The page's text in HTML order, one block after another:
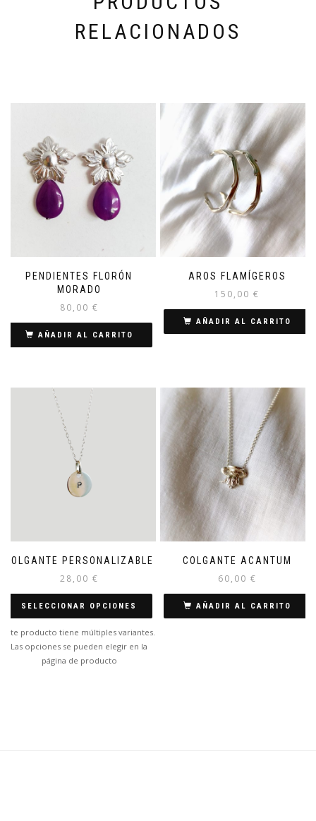
RELACIONADOS
PENDIENTES FLORÓN
MORADO
80,00 €
AÑADIR AL CARRITO
AROS FLAMÍGEROS
150,00 €
AÑADIR AL CARRITO
COLGANTE PERSONALIZABLE
28,00 €
SELECCIONAR OPCIONES
Este producto tiene múltiples variantes.
Las opciones se pueden elegir en la
página de producto
COLGANTE ACANTUM
60,00 €
AÑADIR AL CARRITO